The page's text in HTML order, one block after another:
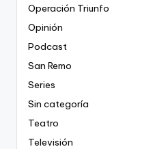
Operación Triunfo
Opinión
Podcast
San Remo
Series
Sin categoría
Teatro
Televisión